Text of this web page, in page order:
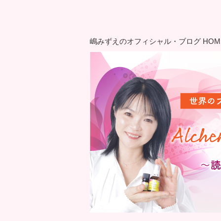
嶋みずえのオフィシャル・ブログ